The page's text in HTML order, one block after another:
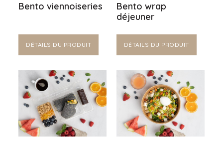
Bento viennoiseries
DÉTAILS DU PRODUIT
Bento wrap
déjeuner
DÉTAILS DU PRODUIT